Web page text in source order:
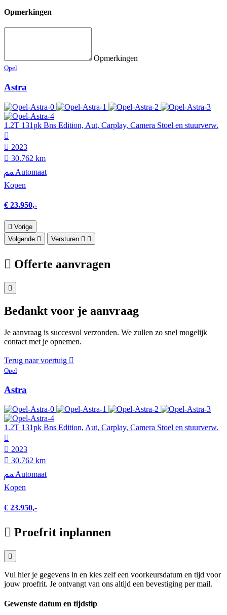
Opmerkingen
Opmerkingen
Opel
Astra
1.2T 131pk Bns Edition, Aut, Carplay, Camera Stoel en stuurverw.
2023
30.762 km
Automaat
Kopen
€ 23.950,-
Vorige
Volgende
Versturen
Offerte aanvragen
Bedankt voor je aanvraag
Je aanvraag is succesvol verzonden. We zullen zo snel mogelijk
contact met je opnemen.
Terug naar voertuig
Opel
Astra
1.2T 131pk Bns Edition, Aut, Carplay, Camera Stoel en stuurverw.
2023
30.762 km
Automaat
Kopen
€ 23.950,-
Proefrit inplannen
Vul hier je gegevens in en kies zelf een voorkeursdatum en tijd voor
jouw proefrit. Je ontvangt van ons altijd een bevestiging per mail.
Gewenste datum en tijdstip